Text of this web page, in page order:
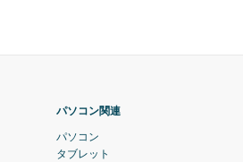
パソコン関連
パソコン
タブレット